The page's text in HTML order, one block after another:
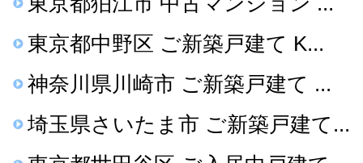
東京都中野区 ご新築戸建て K...
神奈川県川崎市 ご新築戸建て ...
埼玉県さいたま市 ご新築戸建て...